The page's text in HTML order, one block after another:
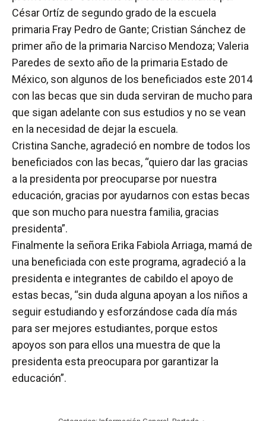
César Ortíz de segundo grado de la escuela
primaria Fray Pedro de Gante; Cristian Sánchez de
primer año de la primaria Narciso Mendoza; Valeria
Paredes de sexto año de la primaria Estado de
México, son algunos de los beneficiados este 2014
con las becas que sin duda serviran de mucho para
que sigan adelante con sus estudios y no se vean
en la necesidad de dejar la escuela.
Cristina Sanche, agradeció en nombre de todos los
beneficiados con las becas, “quiero dar las gracias
a la presidenta por preocuparse por nuestra
educación, gracias por ayudarnos con estas becas
que son mucho para nuestra familia, gracias
presidenta”.
Finalmente la señora Erika Fabiola Arriaga, mamá de
una beneficiada con este programa, agradeció a la
presidenta e integrantes de cabildo el apoyo de
estas becas, “sin duda alguna apoyan a los niños a
seguir estudiando y esforzándose cada día más
para ser mejores estudiantes, porque estos
apoyos son para ellos una muestra de que la
presidenta esta preocupara por garantizar la
educación”.